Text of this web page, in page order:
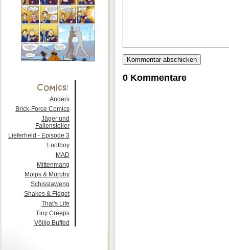
Anders
Brick-Force Comics
Jäger und
Fallensteller
Lieferheld - Episode 3
Lootboy
MAD
Mittenmang
Molps & Murphy
Schisslaweng
Shakes & Fidget
That's Life
Tiny Creeps
Völlig Buffed
0 Kommentare